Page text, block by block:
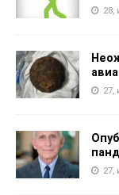
28,
27,
27,